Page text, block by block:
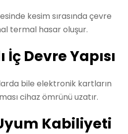
kesim sırasında çevre
termal hasar oluşur.
İç Devre Yapısı
bile elektronik kartların
cihaz ömrünü uzatır.
Kabiliyeti